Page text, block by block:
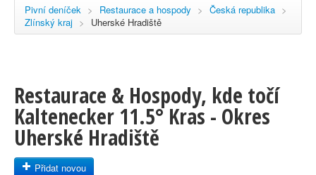
Pivní deníček > Restaurace a hospody > Česká republika >
Zlínský kraj > Uherské Hradiště
Restaurace & Hospody, kde točí
Kaltenecker 11.5° Kras - Okres
Uherské Hradiště
Přidat novou